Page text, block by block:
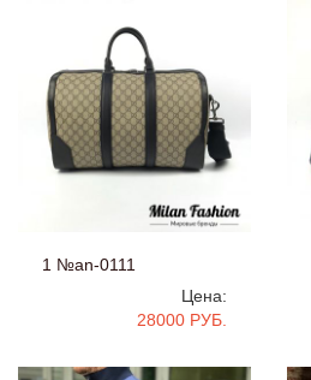
1 №an-0111
Цена:
28000 РУБ.